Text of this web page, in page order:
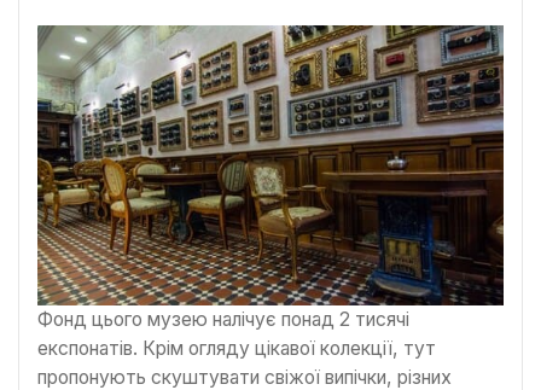
Фонд цього музею налічує понад 2 тисячі
експонатів. Крім огляду цікавої колекції, тут
пропонують скуштувати свіжої випічки, різних